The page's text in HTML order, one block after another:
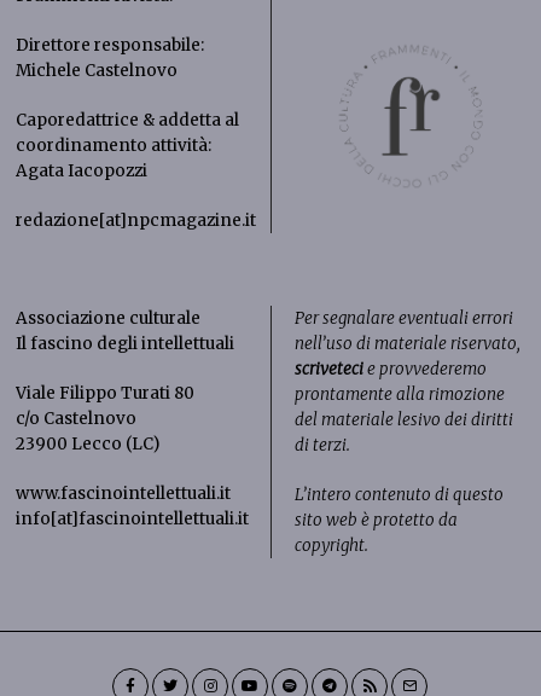
Direttore responsabile:
Michele Castelnovo
Caporedattrice & addetta al
coordinamento attività:
Agata Iacopozzi
redazione[at]npcmagazine.it
Associazione culturale
Il fascino degli intellettuali
Viale Filippo Turati 80
c/o Castelnovo
23900 Lecco (LC)
www.fascinointellettuali.it
info[at]fascinointellettuali.it
Per segnalare eventuali errori
nell’uso di materiale riservato,
scrivetecie provvederemo
prontamente alla rimozione
del materiale lesivo dei diritti
di terzi.
L’intero contenuto di questo
sito web è protetto da
copyright.